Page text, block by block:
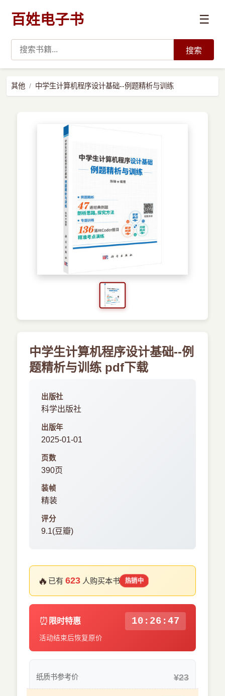
百姓电子书 ☰
搜索
其他 中学生计算机程序设计基础--例题精析与训练
中学生计算机程序设计基础--例
题精析与训练 pdf下载
出版社
科学出版社
出版年
2025-01-01
页数
390页
装帧
精装
评分
9.1(豆瓣)
🔥 已有623 人购买本书 热销中
⏰ 限时特惠 10:26:46
活动结束后恢复原价
纸质书参考价 ¥23